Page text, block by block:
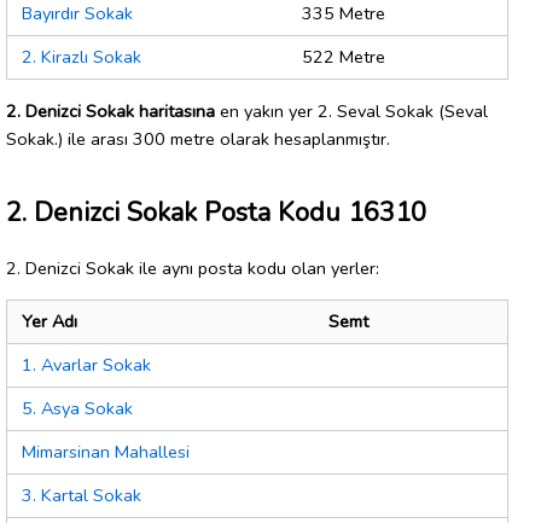
Bayırdır Sokak
335 Metre
2. Kirazlı Sokak
522 Metre
2. Denizci Sokak haritasına en yakın yer 2. Seval Sokak (Seval
Sokak.) ile arası 300 metre olarak hesaplanmıştır.
2. Denizci Sokak Posta Kodu 16310
2. Denizci Sokak ile aynı posta kodu olan yerler:
Yer Adı
Semt
1. Avarlar Sokak
5. Asya Sokak
Mimarsinan Mahallesi
3. Kartal Sokak